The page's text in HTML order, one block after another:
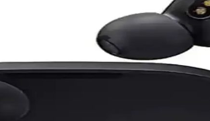
öne çıkar. Bluetooth 5.3 ve Type-C şarj ile kullanımı
sağlar. RJ45 uçlarıyla güvenli bağlantı sunar, ev ve ofis
İncelemesi
sporcular için ideal kablosuz kulaklıklar sunar. Uzun pil ömrü
Çözümünde Yeni Dönem